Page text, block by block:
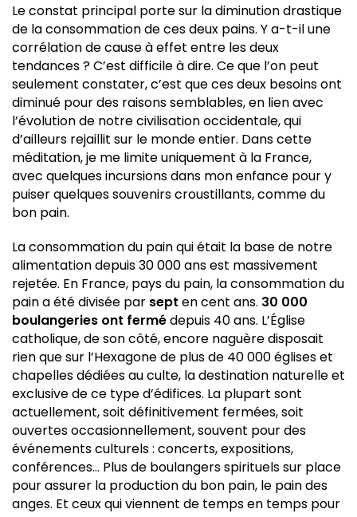
Le constat principal porte sur la diminution drastique
de la consommation de ces deux pains. Y a-t-il une
corrélation de cause à effet entre les deux
tendances ? C’est difficile à dire. Ce que l’on peut
seulement constater, c’est que ces deux besoins ont
diminué pour des raisons semblables, en lien avec
l’évolution de notre civilisation occidentale, qui
d’ailleurs rejaillit sur le monde entier. Dans cette
méditation, je me limite uniquement à la France,
avec quelques incursions dans mon enfance pour y
puiser quelques souvenirs croustillants, comme du
bon pain.
La consommation du pain qui était la base de notre
alimentation depuis 30 000 ans est massivement
rejetée. En France, pays du pain, la consommation du
pain a été divisée par sept en cent ans. 30 000
boulangeries ont fermédepuis 40 ans. L’Église
catholique, de son côté, encore naguère disposait
rien que sur l’Hexagone de plus de 40 000 églises et
chapelles dédiées au culte, la destination naturelle et
exclusive de ce type d’édifices. La plupart sont
actuellement, soit définitivement fermées, soit
ouvertes occasionnellement, souvent pour des
événements culturels : concerts, expositions,
conférences… Plus de boulangers spirituels sur place
pour assurer la production du bon pain, le pain des
anges. Et ceux qui viennent de temps en temps pour